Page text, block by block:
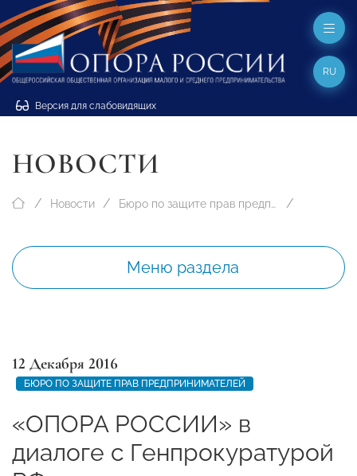
Версия для слабовидящих
RU
НОВОСТИ
Новости Бюро по защите прав предпринимателей
Меню раздела
12 Декабря 2016
БЮРО ПО ЗАЩИТЕ ПРАВ ПРЕДПРИНИМАТЕЛЕЙ
«ОПОРА РОССИИ» в
диалоге с Генпрокуратурой